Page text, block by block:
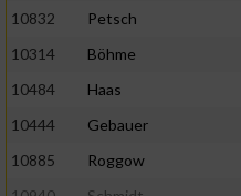
10832
Petsch
10314
Böhme
10484
Haas
10444
Gebauer
10885
Roggow